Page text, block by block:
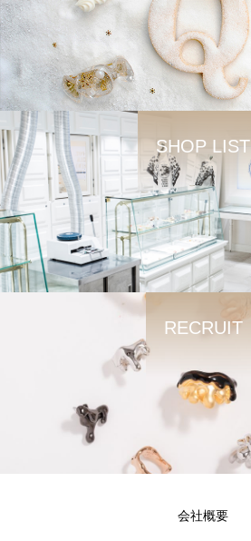
SHOP LIST
RECRUIT
会社概要